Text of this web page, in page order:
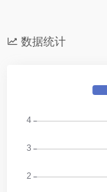
数据统计